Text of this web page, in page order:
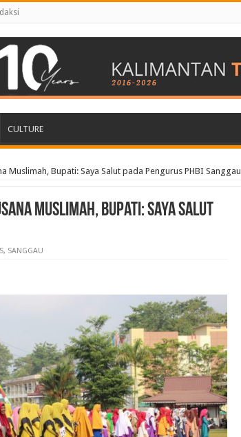
CULTURE
Muslimah, Bupati: Saya Salut pada Pengurus PHBI Sanggau
Muslimah, Bupati: Saya Salut
, SANGGAU